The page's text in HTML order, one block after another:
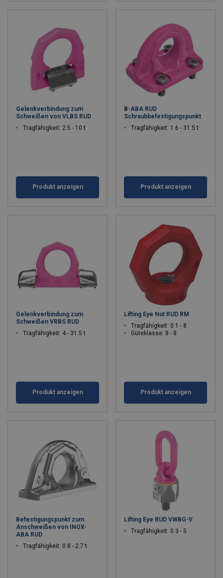
Gelenkverbindung zum
Schweißen von VLBS RUD
Tragfähigkeit: 2.5 - 10 t
Produkt anzeigen
B-ABA RUD
Schraubbefestigungspunkt
Tragfähigkeit: 1.6 - 31.5 t
Produkt anzeigen
Gelenkverbindung zum
Schweißen VRBS RUD
Tragfähigkeit: 4 - 31.5 t
Produkt anzeigen
Lifting Eye Nut RUD RM
Tragfähigkeit: 0.1 - 8
Güteklasse: 8 - 8
Produkt anzeigen
Befestigungspunkt zum
Anschweißen von INOX-
ABA RUD
Tragfähigkeit: 0.8 - 2.7 t
Lifting Eye RUD VWBG-V
Tragfähigkeit: 0.3 - 5